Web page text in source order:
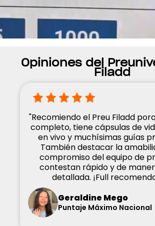
Opiniones del
Filadd
"Recomiendo el Preu Filadd
completo, tiene cápsulas de
en vivo y muchísimas guías
También destacar la
compromiso del equipo de
contestan rápido y de
detallada. ¡Full
Geraldine Mego
Puntaje Máximo Nacional